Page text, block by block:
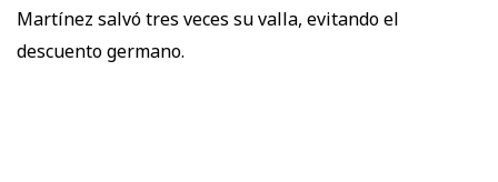
Martínez salvó tres veces su valla, evitando el
descuento germano.